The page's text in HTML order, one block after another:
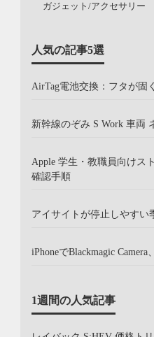
ガジェット/アクセサリー
人気の記事5選
AirTag電池交換：フタが固
新幹線のぞみ S Work 車両
Apple 学生・教職員向けス
確認手順
アイサイトが停止しやすい
iPhoneでBlackmagic
1週間の人気記事